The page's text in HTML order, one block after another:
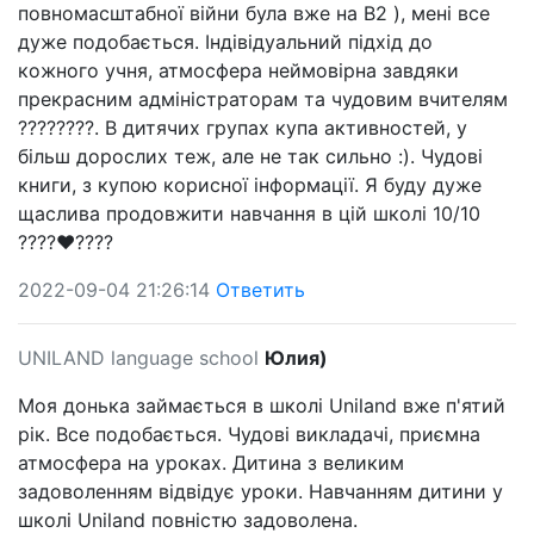
повномасштабної війни була вже на B2 ), мені все
дуже подобається. Індівідуальний підхід до
кожного учня, атмосфера неймовірна завдяки
прекрасним адміністраторам та чудовим вчителям
????????. В дитячих групах купа активностей, у
більш дорослих теж, але не так сильно :). Чудові
книги, з купою корисної інформації. Я буду дуже
щаслива продовжити навчання в цій школі 10/10
????❤️‍????
2022-09-04 21:26:14 Ответить
UNILAND language school Юлия)
Моя донька займається в школі Uniland вже п'ятий
рік. Все подобається. Чудові викладачі, приємна
атмосфера на уроках. Дитина з великим
задоволенням відвідує уроки. Навчанням дитини у
школі Uniland повністю задоволена.